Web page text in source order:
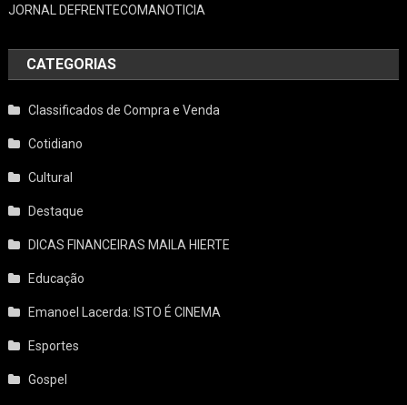
JORNAL DEFRENTECOMANOTICIA
CATEGORIAS
Classificados de Compra e Venda
Cotidiano
Cultural
Destaque
DICAS FINANCEIRAS MAILA HIERTE
Educação
Emanoel Lacerda: ISTO É CINEMA
Esportes
Gospel